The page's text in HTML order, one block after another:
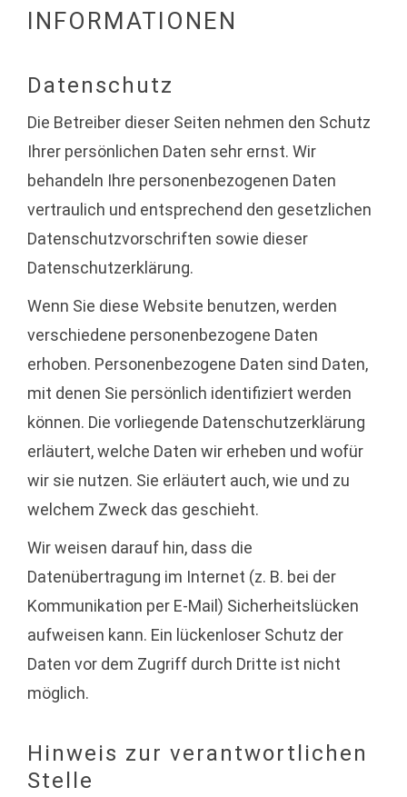
INFORMATIONEN
Datenschutz
Die Betreiber dieser Seiten nehmen den Schutz
Ihrer persönlichen Daten sehr ernst. Wir
behandeln Ihre personenbezogenen Daten
vertraulich und entsprechend den gesetzlichen
Datenschutzvorschriften sowie dieser
Datenschutzerklärung.
Wenn Sie diese Website benutzen, werden
verschiedene personenbezogene Daten
erhoben. Personenbezogene Daten sind Daten,
mit denen Sie persönlich identifiziert werden
können. Die vorliegende Datenschutzerklärung
erläutert, welche Daten wir erheben und wofür
wir sie nutzen. Sie erläutert auch, wie und zu
welchem Zweck das geschieht.
Wir weisen darauf hin, dass die
Datenübertragung im Internet (z. B. bei der
Kommunikation per E-Mail) Sicherheitslücken
aufweisen kann. Ein lückenloser Schutz der
Daten vor dem Zugriff durch Dritte ist nicht
möglich.
Hinweis zur verantwortlichen
Stelle